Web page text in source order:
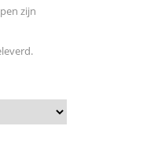
zijn